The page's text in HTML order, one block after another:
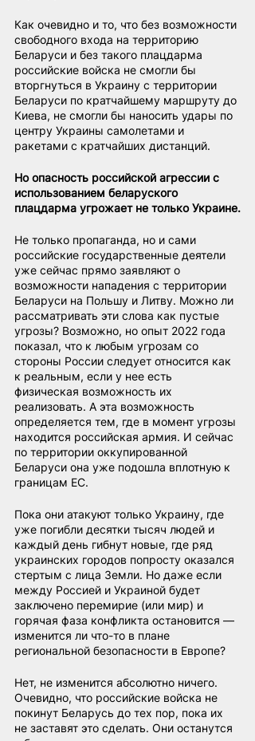
Как очевидно и то, что без возможности
свободного входа на территорию
Беларуси и без такого плацдарма
российские войска не смогли бы
вторгнуться в Украину с территории
Беларуси по кратчайшему маршруту до
Киева, не смогли бы наносить удары по
центру Украины самолетами и
ракетами с кратчайших дистанций.
Но опасность российской агрессии с
использованием беларуского
плацдарма угрожает не только Украине.
Не только пропаганда, но и сами
российские государственные деятели
уже сейчас прямо заявляют о
возможности нападения с территории
Беларуси на Польшу и Литву. Можно ли
рассматривать эти слова как пустые
угрозы? Возможно, но опыт 2022 года
показал, что к любым угрозам со
стороны России следует относится как
к реальным, если у нее есть
физическая возможность их
реализовать. А эта возможность
определяется тем, где в момент угрозы
находится российская армия. И сейчас
по территории оккупированной
Беларуси она уже подошла вплотную к
границам ЕС.
Пока они атакуют только Украину, где
уже погибли десятки тысяч людей и
каждый день гибнут новые, где ряд
украинских городов попросту оказался
стертым с лица Земли. Но даже если
между Россией и Украиной будет
заключено перемирие (или мир) и
горячая фаза конфликта остановится —
изменится ли что-то в плане
региональной безопасности в Европе?
Нет, не изменится абсолютно ничего.
Очевидно, что российские войска не
покинут Беларусь до тех пор, пока их
не заставят это сделать. Они останутся